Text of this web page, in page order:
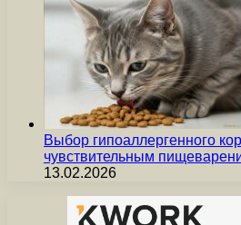
Выбор гипоаллергенного
чувствительным
13.02.2026